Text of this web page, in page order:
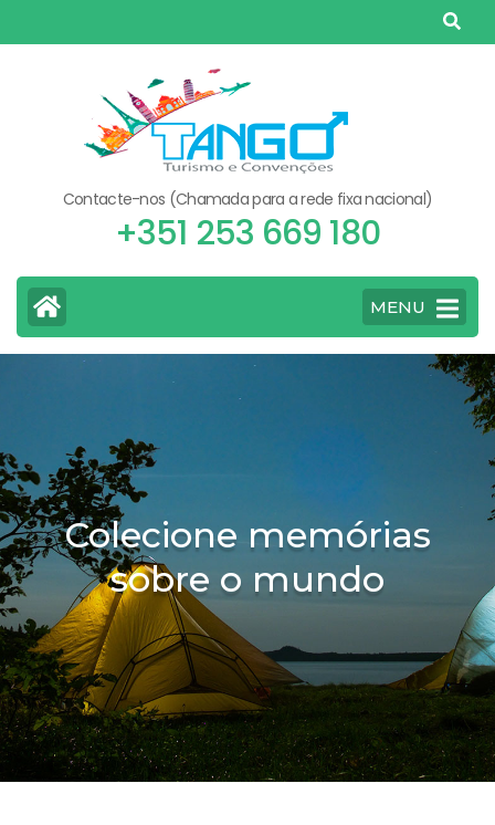
to
Contacte-nos (Chamada para a rede fixa nacional)
+351 253 669 180
MENU
Colecione memórias
sobre o mundo